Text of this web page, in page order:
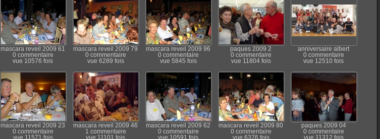
mascara reveil 2009 61
0 commentaire
vue 10576 fois
mascara reveil 2009 79
0 commentaire
vue 6289 fois
mascara reveil 2009 96
0 commentaire
vue 5845 fois
paques 2009 2
0 commentaire
vue 11804 fois
anniversaire albert
0 commentaire
vue 12510 fois
mascara reveil 2009 23
0 commentaire
vue 11571 fois
mascara reveil 2009 46
1 commentaire
vue 11101 fois
mascara reveil 2009 62
0 commentaire
vue 10591 fois
mascara reveil 2009 80
0 commentaire
vue 6376 fois
paques 2009 04
0 commentaire
vue 11312 fois